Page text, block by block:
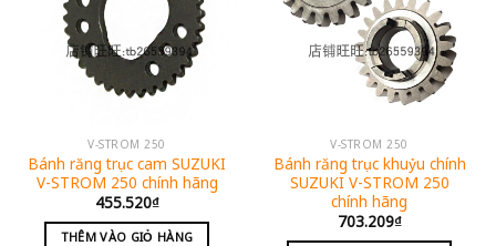
V-STROM 250
Bánh răng trục cam SUZUKI
V-STROM 250 chính hãng
455.520₫
THÊM VÀO GIỎ HÀNG
V-STROM 250
Bánh răng trục khuỷu chính
SUZUKI V-STROM 250
chính hãng
703.209₫